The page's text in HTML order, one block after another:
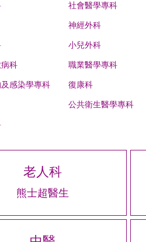
社會醫學專科
神經外科
小兒外科
科 職業醫學專科
感染學專科 復康科
公共衛生醫學專科
老人科
熊士超醫生